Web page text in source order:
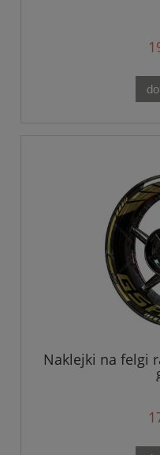
Naklejki na felgi